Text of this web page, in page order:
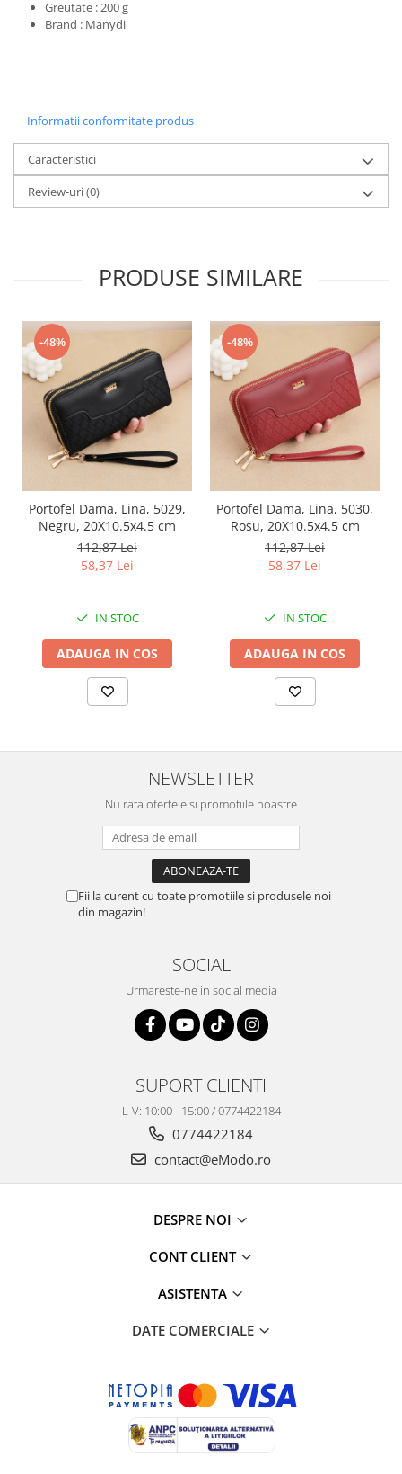
Greutate : 200 g
Brand : Manydi
Informatii conformitate produs
Caracteristici
Review-uri(0)
PRODUSE SIMILARE
-48%
Portofel Dama, Lina, 5029,
Negru, 20X10.5x4.5 cm
112,87 Lei
58,37 Lei
IN STOC
ADAUGA IN COS
-48%
Portofel Dama, Lina, 5030,
Rosu, 20X10.5x4.5 cm
112,87 Lei
58,37 Lei
IN STOC
ADAUGA IN COS
NEWSLETTER
Nu rata ofertele si promotiile noastre
Fii la curent cu toate promotiile si produsele noi
din magazin!
SOCIAL
Urmareste-ne in social media
SUPORT CLIENTI
L-V: 10:00 - 15:00 / 0774422184
0774422184
contact@eModo.ro
DESPRE NOI
CONT CLIENT
ASISTENTA
DATE COMERCIALE